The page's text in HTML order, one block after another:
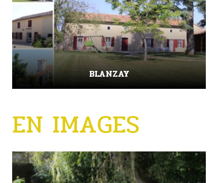
BLANZAY
EN IMAGES